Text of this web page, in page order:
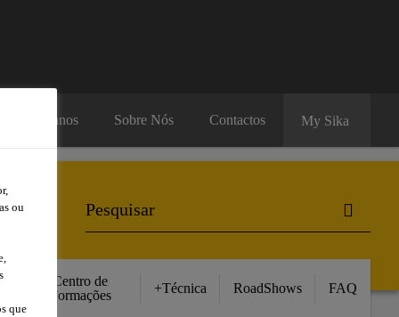
Humanos Sobre Nós Contactos My Sika
Centro de
Formações
+Técnica RoadShows FAQ
ou
que